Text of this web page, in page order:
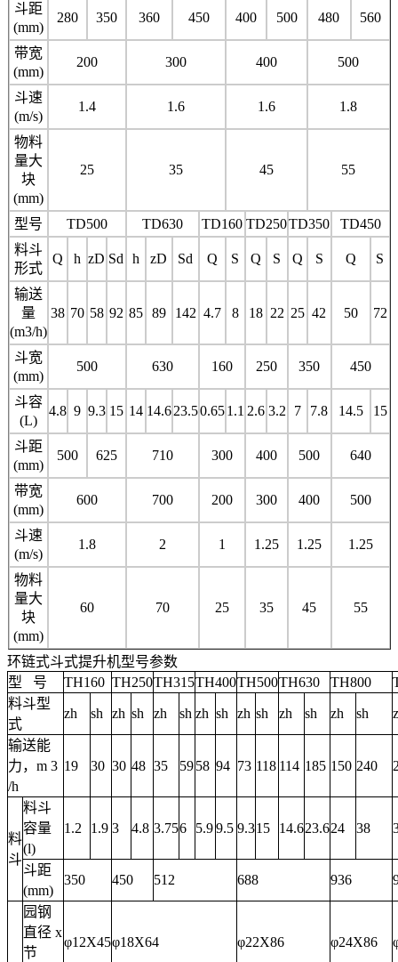
斗距
(mm)
280 350 360 450 400 500 480 560
带宽
(mm)
200 300 400 500
斗速
(m/s)
1.4 1.6 1.6 1.8
物料
量大
块
(mm)
25 35 45 55
型号 TD500 TD630 TD160 TD250TD350
TD450
料斗
形式
Q h zD Sd h zD Sd Q S Q S Q S Q S
输送
量
(m3/h)
38 70 58 92 85 89 142 4.7 8 18 22 25 42 50 72
斗宽
(mm)
500 630 160 250 350 450
斗容
(L)
4.8 9 9.3 15 14 14.6 23.50.65 1.1 2.6 3.2 7 7.8 14.5 15
斗距
(mm)
500 625 710 300 400 500 640
带宽
(mm)
600 700 200 300 400 500
斗速
(m/s)
1.8 2 1 1.25 1.25 1.25
物料
量大
块
(mm)
60 70 25 35 45 55
环链式斗式提升机型号参数
型 号
TH160 TH250TH315TH400TH500TH630 TH800
料斗型
式
zh sh zh sh zh sh zh sh zh sh zh sh zh sh
输送能
力，m 3
/h
19 30 30 48 35 5958 94 73 118 114 185 150 240
料
斗
料斗
容量
(l)
1.2 1.9 3 4.8 3.756 5.99.5 9.315 14.623.624 38
斗距
(mm)
350 450 512 688 936
园钢
直径 x
节
φ12X45φ18X64 φ22X86 φ24X86